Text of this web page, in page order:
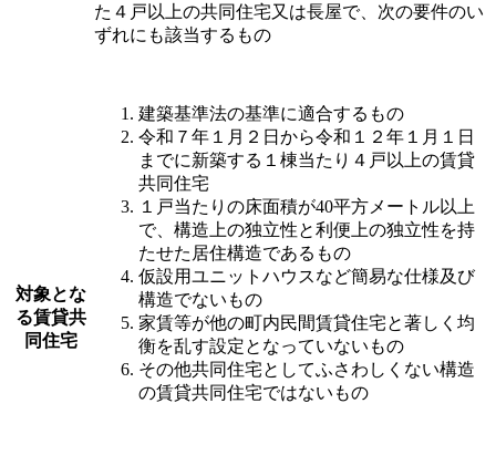
対象とな
る賃貸共
同住宅
た４戸以上の共同住宅又は長屋で、次の要件のい
ずれにも該当するもの
建築基準法の基準に適合するもの
令和７年１月２日から令和１２年１月１日
までに新築する１棟当たり４戸以上の賃貸
共同住宅
１戸当たりの床面積が40平方メートル以上
で、構造上の独立性と利便上の独立性を持
たせた居住構造であるもの
仮設用ユニットハウスなど簡易な仕様及び
構造でないもの
家賃等が他の町内民間賃貸住宅と著しく均
衡を乱す設定となっていないもの
その他共同住宅としてふさわしくない構造
の賃貸共同住宅ではないもの